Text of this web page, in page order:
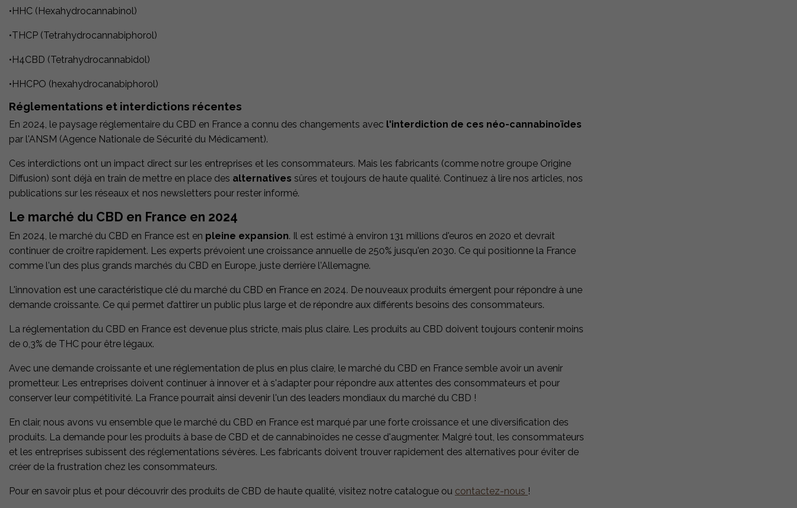
•HHC (Hexahydrocannabinol)
•THCP (Tetrahydrocannabiphorol)
•H4CBD (Tetrahydrocannabidol)
•HHCPO (hexahydrocanabiphorol)
Réglementations et interdictions récentes
En 2024, le paysage réglementaire du CBD en France a connu des changements avec l'interdiction de ces néo-cannabinoïdes
par l'ANSM (Agence Nationale de Sécurité du Médicament).
Ces interdictions ont un impact direct sur les entreprises et les consommateurs. Mais les fabricants (comme notre groupe Origine
Diffusion) sont déjà en train de mettre en place des alternatives sûres et toujours de haute qualité. Continuez à lire nos articles, nos
publications sur les réseaux et nos newsletters pour rester informé.
Le marché du CBD en France en 2024
En 2024, le marché du CBD en France est en pleine expansion. Il est estimé à environ 131 millions d'euros en 2020 et devrait
continuer de croître rapidement. Les experts prévoient une croissance annuelle de 250% jusqu'en 2030. Ce qui positionne la France
comme l'un des plus grands marchés du CBD en Europe, juste derrière l'Allemagne​.
L'innovation est une caractéristique clé du marché du CBD en France en 2024. De nouveaux produits émergent pour répondre à une
demande croissante. Ce qui permet d’attirer un public plus large et de répondre aux différents besoins des consommateurs​.
La réglementation du CBD en France est devenue plus stricte, mais plus claire. Les produits au CBD doivent toujours contenir moins
de 0,3% de THC pour être légaux.
Avec une demande croissante et une réglementation de plus en plus claire, le marché du CBD en France semble avoir un avenir
prometteur. Les entreprises doivent continuer à innover et à s'adapter pour répondre aux attentes des consommateurs et pour
conserver leur compétitivité. La France pourrait ainsi devenir l'un des leaders mondiaux du marché du CBD​ !
En clair, nous avons vu ensemble que le marché du CBD en France est marqué par une forte croissance et une diversification des
produits. La demande pour les produits à base de CBD et de cannabinoïdes ne cesse d'augmenter. Malgré tout, les consommateurs
et les entreprises subissent des réglementations sévères. Les fabricants doivent trouver rapidement des alternatives pour éviter de
créer de la frustration chez les consommateurs.
Pour en savoir plus et pour découvrir des produits de CBD de haute qualité, visitez notre catalogue ou contactez-nous !